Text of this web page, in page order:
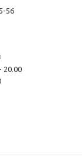
56
20.00